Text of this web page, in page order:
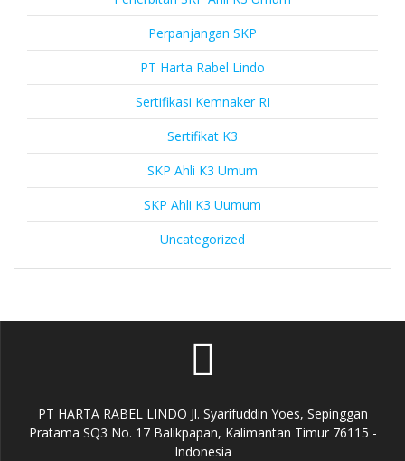
Perpanjangan SKP
PT Harta Rabel Lindo
Sertifikasi Kemnaker RI
Sertifikat K3
SKP Ahli K3 Umum
SKP Ahli K3 Uumum
Uncategorized
PT HARTA RABEL LINDO Jl. Syarifuddin Yoes, Sepinggan
Pratama SQ3 No. 17 Balikpapan, Kalimantan Timur 76115 -
Indonesia